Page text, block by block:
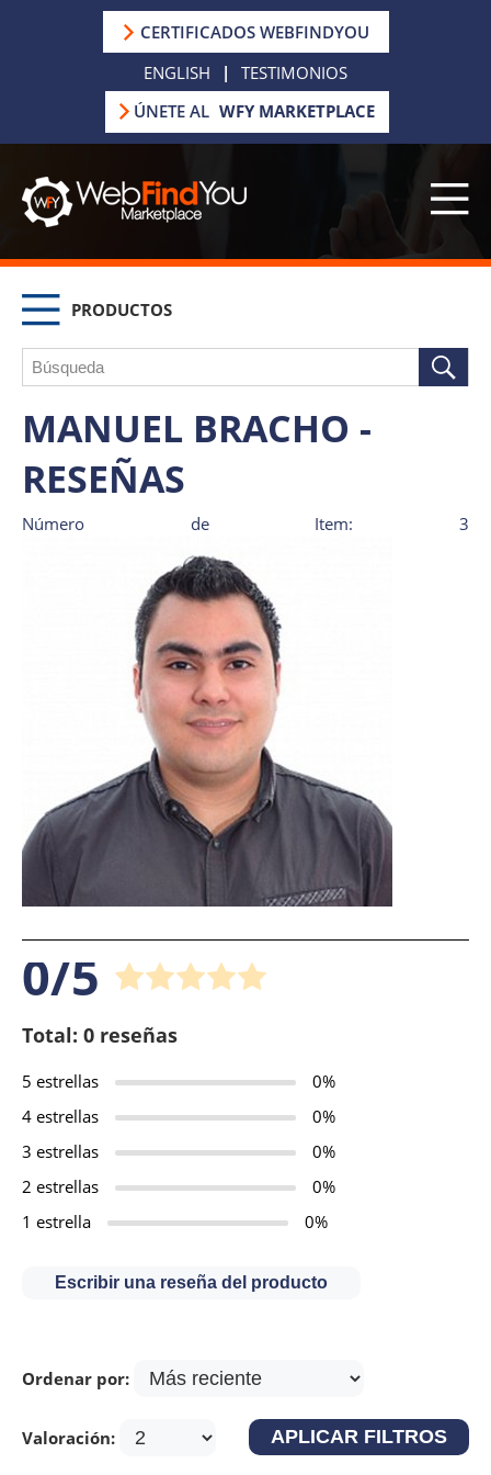
CERTIFICADOS WEBFINDYOU
ENGLISH
|
TESTIMONIOS
ÚNETE AL WFY MARKETPLACE
PRODUCTOS
MANUEL BRACHO -
RESEÑAS
Número de Item: 3
0/5
Total: 0 reseñas
5 estrellas
0%
4 estrellas
0%
3 estrellas
0%
2 estrellas
0%
1 estrella
0%
Escribir una reseña del producto
Ordenar por:
Valoración: